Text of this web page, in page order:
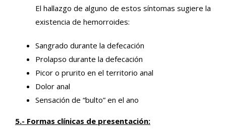
El hallazgo de alguno de estos síntomas sugiere la
existencia de hemorroides:
Sangrado durante la defecación
Prolapso durante la defecación
Picor o prurito en el territorio anal
Dolor anal
Sensación de “bulto” en el ano
5.- Formas clínicas de presentación: